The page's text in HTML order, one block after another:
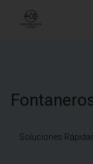
Soluciones